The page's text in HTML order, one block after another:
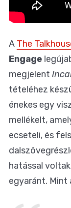
A The
Engage
megjelent
tételéhez
énekes egy
mellékelt,
ecseteli, és
hatással
egyaránt. Mint